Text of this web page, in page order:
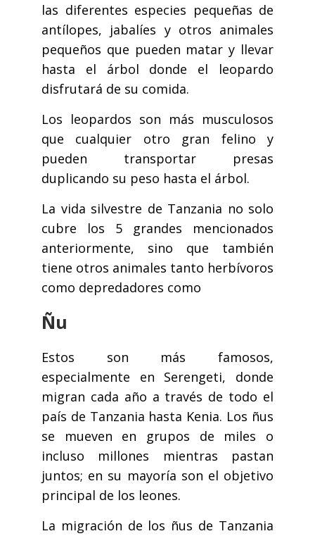
las diferentes especies pequeñas de
antílopes, jabalíes y otros animales
pequeños que pueden matar y llevar
hasta el árbol donde el leopardo
disfrutará de su comida.
Los leopardos son más musculosos
que cualquier otro gran felino y
pueden transportar presas
duplicando su peso hasta el árbol.
La vida silvestre de Tanzania no solo
cubre los 5 grandes mencionados
anteriormente, sino que también
tiene otros animales tanto herbívoros
como depredadores como
Ñu
Estos son más famosos,
especialmente en Serengeti, donde
migran cada año a través de todo el
país de Tanzania hasta Kenia. Los ñus
se mueven en grupos de miles o
incluso millones mientras pastan
juntos; en su mayoría son el objetivo
principal de los leones.
La migración de los ñus de Tanzania